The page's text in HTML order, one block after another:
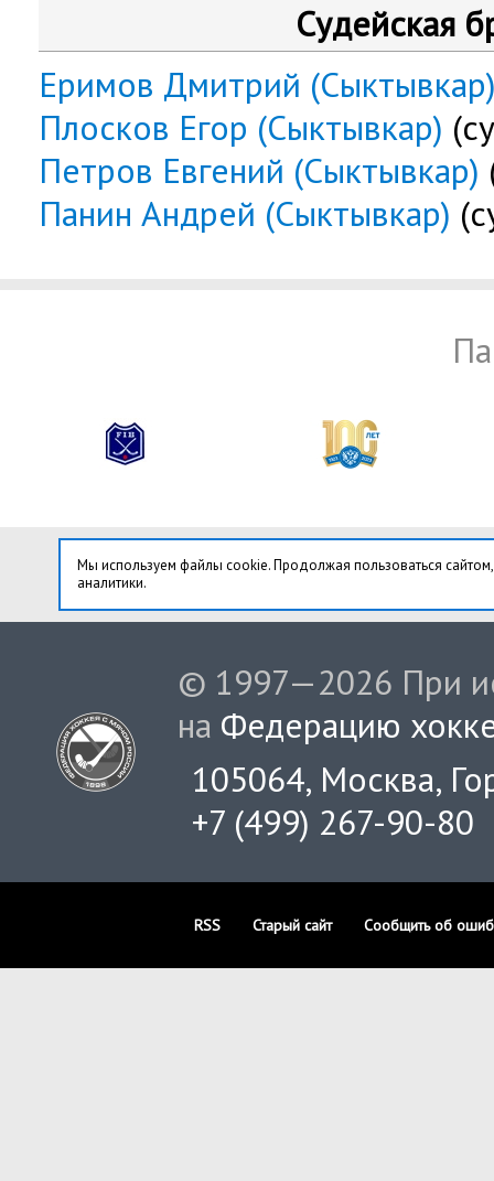
Судейская
Еримов Дмитрий
Плосков Егор (Сыктывкар)
Петров Евгений (Сыктывкар)
Панин Андрей (Сыктывкар)
Мы используем файлы cookie. Продолжая пользоваться
аналитики.
© 1997—2026 При
на Федерацию
105064, Москва,
+7 (499) 267-90-80
RSS Старый сайт Сообщить об